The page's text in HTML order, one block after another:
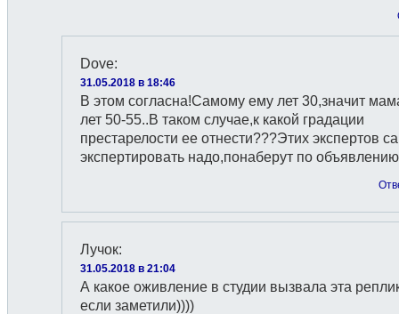
Dove:
31.05.2018 в 18:46
В этом согласна!Самому ему лет 30,значит
лет 50-55..В таком случае,к какой градации
престарелости ее отнести???Этих экспертов
экспертировать надо,понаберут по
Лучок:
31.05.2018 в 21:04
А какое оживление в студии вызвала эта
если заметили))))